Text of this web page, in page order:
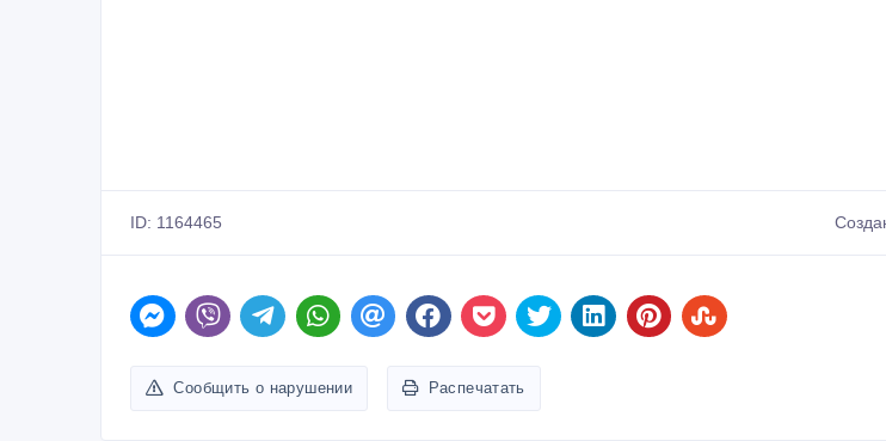
ID: 1164465
Сообщить о нарушении Распечатать